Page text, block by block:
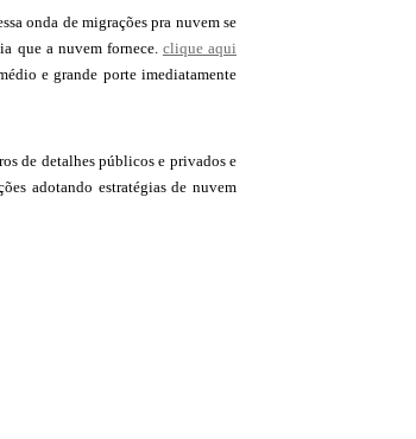
onda de migrações pra nuvem se
que a nuvem fornece. clique aqui
e grande porte imediatamente
de detalhes públicos e privados e
adotando estratégias de nuvem